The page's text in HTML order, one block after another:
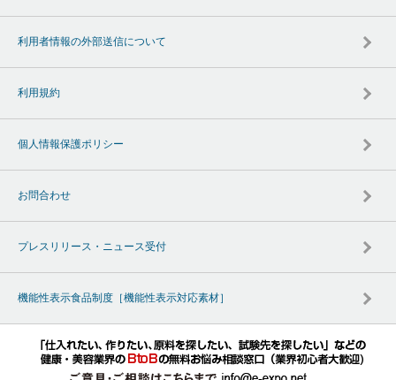
利用者情報の外部送信について
利用規約
個人情報保護ポリシー
お問合わせ
プレスリリース・ニュース受付
機能性表示食品制度［機能性表示対応素材］